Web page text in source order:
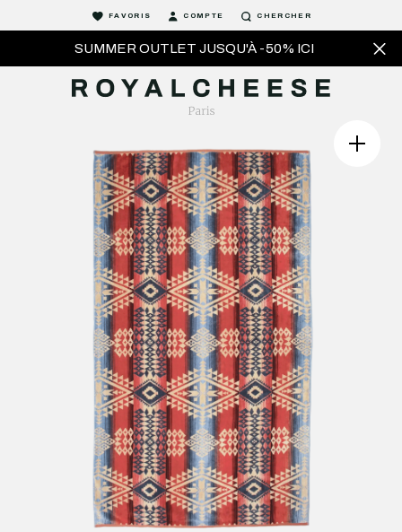
SUMMER OUTLET JUSQU'À -50% ICI
FAVORIS COMPTE CHERCHER